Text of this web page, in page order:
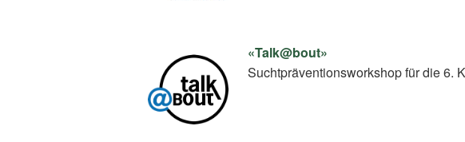
«Talk@bout»
Suchtpräventionsworkshop für die 6.